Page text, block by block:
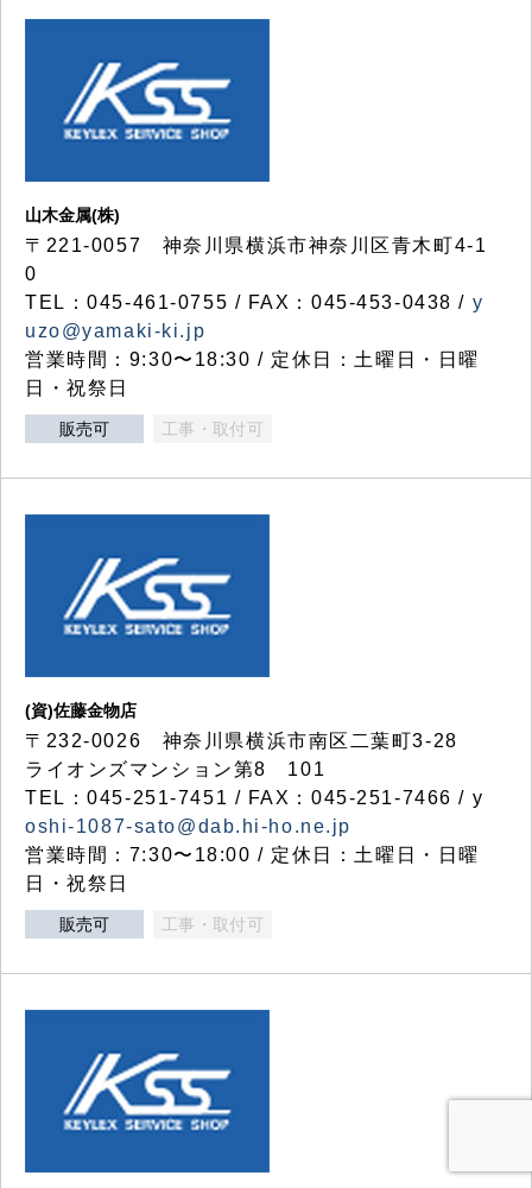
山木金属(株)
〒221-0057 神奈川県横浜市神奈川区青木町4-1
0
TEL：045-461-0755 / FAX：045-453-0438 / y
uzo@yamaki-ki.jp
営業時間：9:30〜18:30 / 定休日：土曜日・日曜
日・祝祭日
販売可 工事・取付可
(資)佐藤金物店
〒232-0026 神奈川県横浜市南区二葉町3-28
ライオンズマンション第8 101
TEL：045-251-7451 / FAX：045-251-7466 / y
oshi-1087-sato@dab.hi-ho.ne.jp
営業時間：7:30〜18:00 / 定休日：土曜日・日曜
日・祝祭日
販売可 工事・取付可